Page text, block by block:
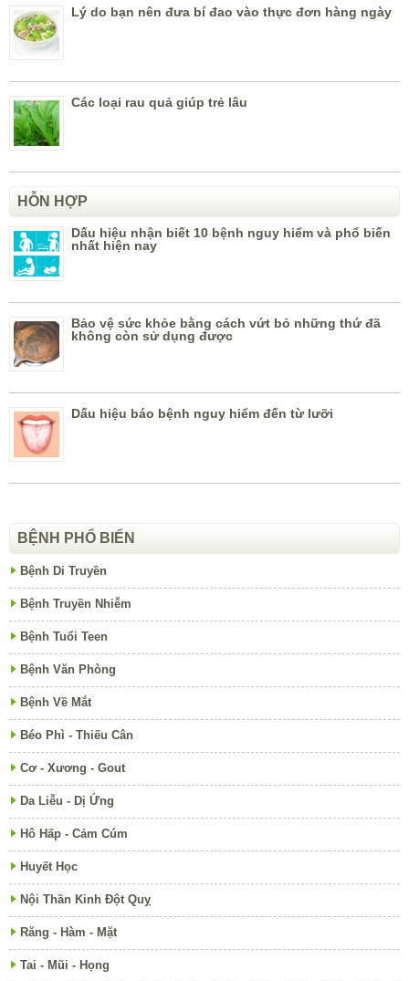
Lý do bạn nên đưa bí đao vào thực đơn hàng ngày
Các loại rau quả giúp trẻ lâu
HỖN HỢP
Dấu hiệu nhận biết 10 bệnh nguy hiểm và phổ biến
nhất hiện nay
Bảo vệ sức khỏe bằng cách vứt bỏ những thứ đã
không còn sử dụng được
Dấu hiệu báo bệnh nguy hiểm đến từ lưỡi
BỆNH PHỔ BIẾN
Bệnh Di Truyền
Bệnh Truyền Nhiễm
Bệnh Tuổi Teen
Bệnh Văn Phòng
Bệnh Về Mắt
Béo Phì - Thiếu Cân
Cơ - Xương - Gout
Da Liễu - Dị Ứng
Hô Hấp - Cảm Cúm
Huyết Học
Nội Thần Kinh Đột Quỵ
Răng - Hàm - Mặt
Tai - Mũi - Họng